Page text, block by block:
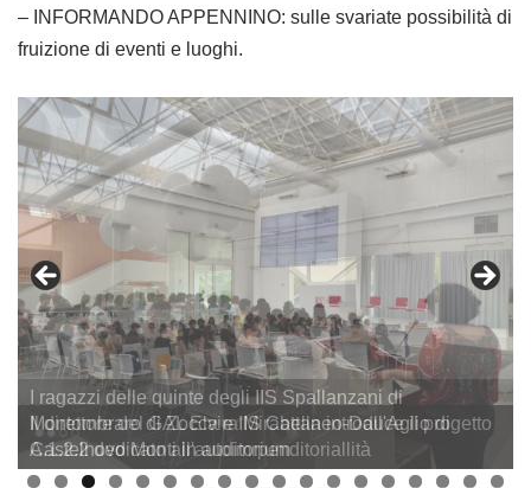
– INFORMANDO APPENNINO: sulle svariate possibilità di
fruizione di eventi e luoghi.
I ragazzi delle quinte degli IIS Spallanzani di
Montombraro di Zocca e IIS Cattaneo-Dall'Aglio di
Castelnovo Monti in auditorium